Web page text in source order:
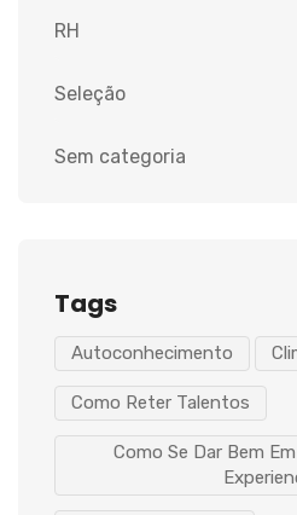
RH
Seleção
Sem categoria
Tags
Autoconhecimento
Como Reter Talentos
Como Se Dar Bem